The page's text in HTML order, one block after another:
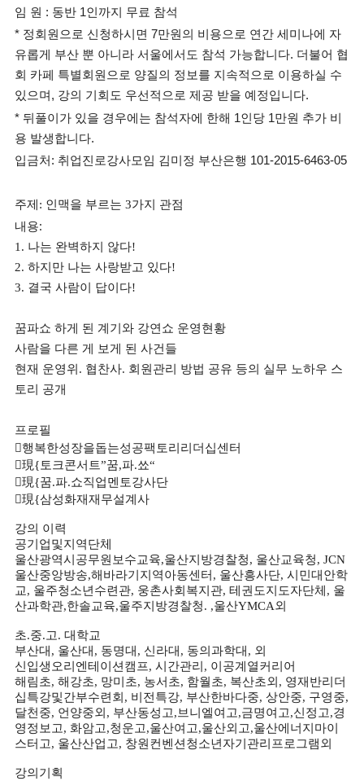
임 원 : 동반 1인까지 무료 참석
* 정회원으로 신청하시면 7만원의 비용으로 연간 세미나에 자
유롭게 부산 뿐 아니라 서울에서도 참석 가능합니다. 더불어 협
회 카페 특별회원으로 양질의 정보를 지속적으로 이용하실 수
있으며, 강의 기회도 우선적으로 제공 받을 예정입니다.
* 뒤풀이가 있을 경우에는 참석자에 한해 1인당 1만원 추가 비
용 발생합니다.
입금처: 취업진로강사모임 김미정 부산은행 101-2015-6463-05
주제: 인맥을 부르는 3가지 관점
내용:
1. 나는 완벽하지 않다!
2. 하지만 나는 사랑받고 있다!
3. 결국 사람이 답이다!
꿈파쇼 하게 된 계기와 강연쇼 운영현황
사람을 다른 게 보게 된 사건들
현재 운영위. 협찬사. 회원관리 방법 공유 등의 실무 노하우 스
토리 공개
프로필
행복한성장을돕는성공팩토리리더십센터
現{토크콘서트”꿈,파.쑈“
現{꿈.파.쇼직업멘토강사단
現{삼성화재재무설계사
강의 이력
공기업및지역단체
울산광역시공무원보수교육,울산지방경찰청, 울산교육청, JCN
울산중앙방송,해바라기지역아동센터 , 울산흥사단, 시민대안학
교, 울주청소년수련관, 웅촌사회복지관, 테권도지도자단체 , 울
산과학관,한솔교육,울주지방경찰청. ,울산YMCA외
초.중.고. 대학교
부산대 , 울산대 , 동명대 , 신라대 , 동의과학대 , 외
신입생오리엔테이션캠프, 시간관리 , 이공계열커리어
해림초, 해강초, 망미초, 농서초, 함월초, 복산초외 , 영재반리더
십특강및간부수련회 , 비전특강, 부산한바다중, 상안중, 구영중,
달천중, 언양중외 , 부산동성고,브니엘여고,금명여고,신정고,경
영정보고, 화암고,청운고,울산여고,울산외고,울산에너지마이
스터고, 울산산업고, 창원컨벤션청소년자기관리프로그램외
강의기획